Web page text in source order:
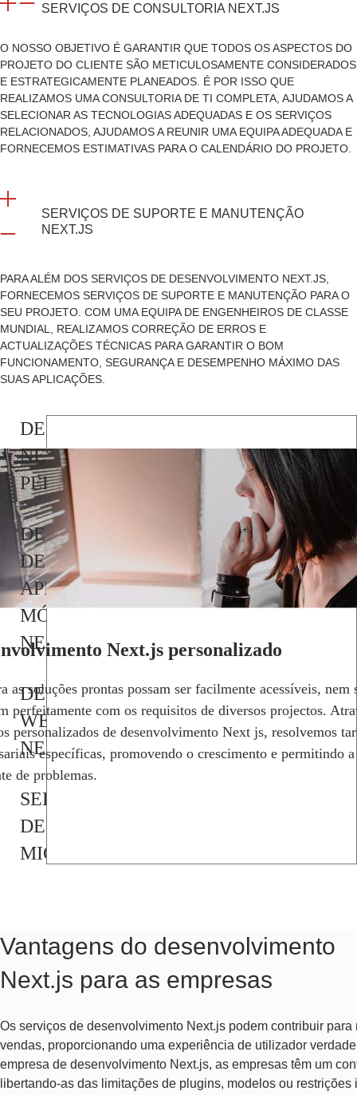
SERVIÇOS DE CONSULTORIA NEXT.JS
O NOSSO OBJETIVO É GARANTIR QUE TODOS OS ASPECTOS DO
PROJETO DO CLIENTE SÃO METICULOSAMENTE CONSIDERADOS
E ESTRATEGICAMENTE PLANEADOS. É POR ISSO QUE
REALIZAMOS UMA CONSULTORIA DE TI COMPLETA, AJUDAMOS A
SELECIONAR AS TECNOLOGIAS ADEQUADAS E OS SERVIÇOS
RELACIONADOS, AJUDAMOS A REUNIR UMA EQUIPA ADEQUADA E
FORNECEMOS ESTIMATIVAS PARA O CALENDÁRIO DO PROJETO.
SERVIÇOS DE SUPORTE E MANUTENÇÃO
NEXT.JS
PARA ALÉM DOS SERVIÇOS DE DESENVOLVIMENTO NEXT.JS,
FORNECEMOS SERVIÇOS DE SUPORTE E MANUTENÇÃO PARA O
SEU PROJETO. COM UMA EQUIPA DE ENGENHEIROS DE CLASSE
MUNDIAL, REALIZAMOS CORREÇÃO DE ERROS E
ACTUALIZAÇÕES TÉCNICAS PARA GARANTIR O BOM
FUNCIONAMENTO, SEGURANÇA E DESEMPENHO MÁXIMO DAS
SUAS APLICAÇÕES.
DESENVOLVIMENTO
NEXT.JS
PERSONALIZADO
DESENVOLVIMENTO
DE
APLICAÇÕES
MÓVEIS
NEXT.JS
DESENVOLVIMENTO
WEB
NEXT.JS
SERVIÇOS
DE
MIGRAÇÃO
DE
CONSULTORIA
SERVIÇOS
DE
Next.js personalizado
as soluções prontas possam ser facilmente acessíveis, nem
perfeitamente com os requisitos de diversos projectos.
personalizados de desenvolvimento Next js, resolvemos
específicas, promovendo o crescimento e permitindo
de problemas.
Vantagens do desenvolvimento
Next.js para as empresas
Os serviços de desenvolvimento Next.js podem contribuir
vendas, proporcionando uma experiência de utilizador
empresa de desenvolvimento Next.js, as empresas têm um
libertando-as das limitações de plugins, modelos ou